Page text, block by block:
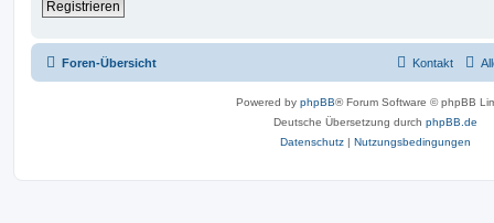
Registrieren
Foren-Übersicht Kontakt
Powered by phpBB® Forum Software © phpBB
Deutsche Übersetzung durch phpBB.de
Datenschutz | Nutzungsbedingungen